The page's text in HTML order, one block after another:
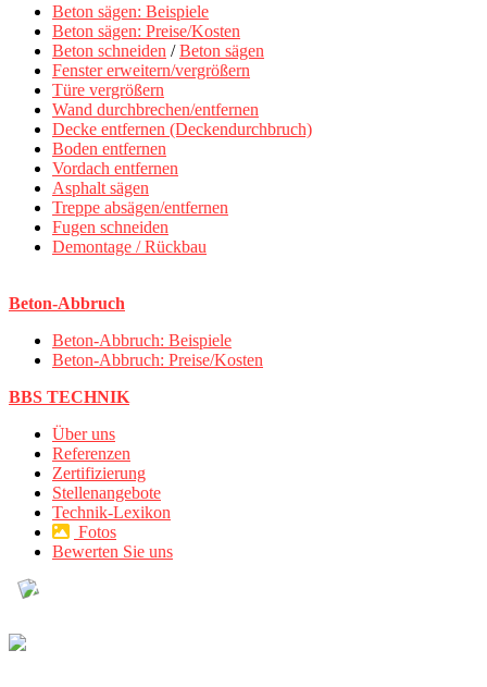
Beton sägen: Beispiele
Beton sägen: Preise/Kosten
Beton schneiden /Beton sägen
Fenster erweitern/vergrößern
Türe vergrößern
Wand durchbrechen/entfernen
Decke entfernen (Deckendurchbruch)
Boden entfernen
Vordach entfernen
Asphalt sägen
Treppe absägen/entfernen
Fugen schneiden
Demontage / Rückbau
Beton-Abbruch
Beton-Abbruch: Beispiele
Beton-Abbruch: Preise/Kosten
BBS TECHNIK
Über uns
Referenzen
Zertifizierung
Stellenangebote
Technik-Lexikon
Fotos
Bewerten Sie uns